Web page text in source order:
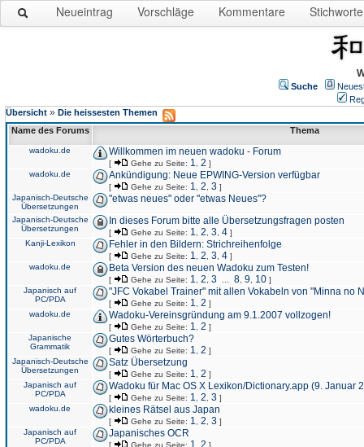
Neueintrag Vorschläge Kommentare Stichworte
Suche
Übersicht » Die heissesten Themen
Name des Forums
Thema
wadoku.de Willkommen im neuen wadoku - Forum
[ Gehe zu Seite: 1 2 ]
wadoku.de
Ankündigung: Neue EPWING-Version verfügbar
[ Gehe zu Seite: 1 2 3 ]
Japanisch-Deutsche
Übersetzungen
"etwas neues" oder "etwas Neues"?
Japanisch-Deutsche
Übersetzungen
In dieses Forum bitte alle Übersetzungsfragen posten
[ Gehe zu Seite: 1 2 3 4 ]
Kanji-Lexikon
Fehler in den Bildern: Strichreihenfolge
[ Gehe zu Seite: 1 2 3 4 ]
wadoku.de
Beta Version des neuen Wadoku zum Testen!
[ Gehe zu Seite: 1 2 3 8 9 10 ]
Japanisch auf
PC/PDA
"JFC Vokabel Trainer" mit allen Vokabeln von "Minna no
[ Gehe zu Seite: 1 2 ]
wadoku.de
Wadoku-Vereinsgründung am 9.1.2007 vollzogen!
[ Gehe zu Seite: 1 2 ]
Japanische
Grammatik
Gutes Wörterbuch?
[ Gehe zu Seite: 1 2 ]
Japanisch-Deutsche
Übersetzungen
Satz Übersetzung
[ Gehe zu Seite: 1 2 ]
Japanisch auf
PC/PDA
Wadoku für Mac OS X Lexikon/Dictionary.app (9. Januar
[ Gehe zu Seite: 1 2 3 ]
wadoku.de
kleines Rätsel aus Japan
[ Gehe zu Seite: 1 2 3 ]
Japanisch auf
PC/PDA
Japanisches OCR
[ Gehe zu Seite: 1 2 ]